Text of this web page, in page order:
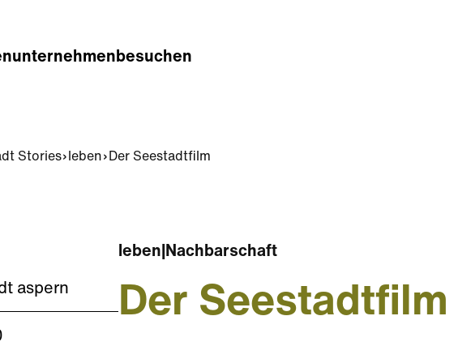
unternehmenbesuchen
Stories leben Der Seestadtfilm
aspern
leben Nachbarschaft
Der Seestadtfilm